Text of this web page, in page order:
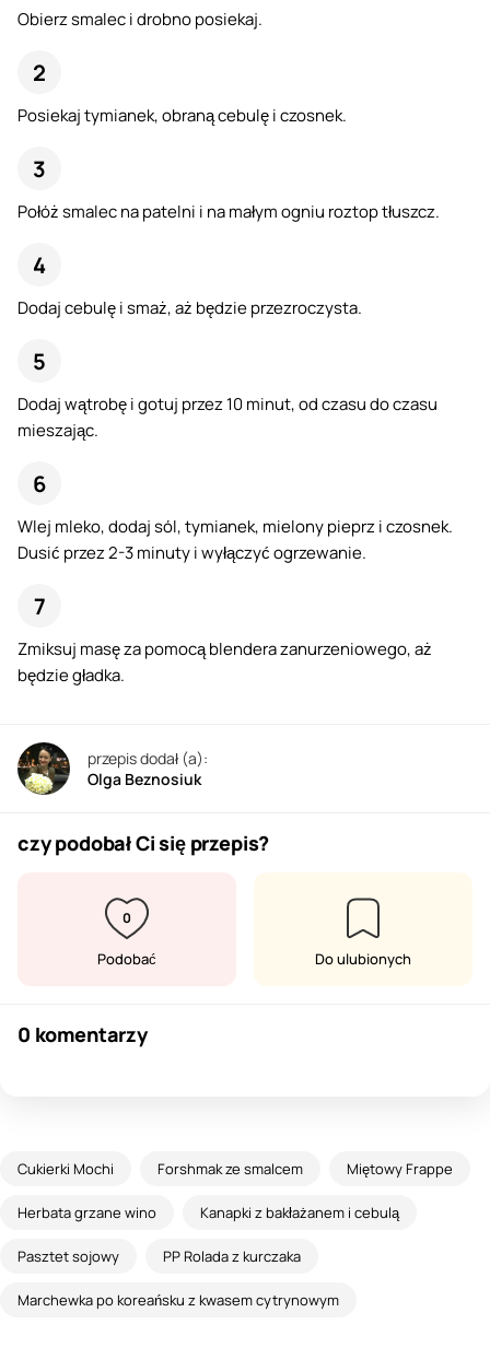
Obierz smalec i drobno posiekaj.
Posiekaj tymianek, obraną cebulę i czosnek.
Połóż smalec na patelni i na małym ogniu roztop tłuszcz.
Dodaj cebulę i smaż, aż będzie przezroczysta.
Dodaj wątrobę i gotuj przez 10 minut, od czasu do czasu
mieszając.
Wlej mleko, dodaj sól, tymianek, mielony pieprz i czosnek.
Dusić przez 2-3 minuty i wyłączyć ogrzewanie.
Zmiksuj masę za pomocą blendera zanurzeniowego, aż
będzie gładka.
przepis dodał (a):
Olga Beznosiuk
czy podobał Ci się przepis?
0
Podobać Do ulubionych
0 komentarzy
Cukierki Mochi Forshmak ze smalcem Miętowy Frappe
Herbata grzane wino Kanapki z bakłażanem i cebulą
Pasztet sojowy PP Rolada z kurczaka
Marchewka po koreańsku z kwasem cytrynowym